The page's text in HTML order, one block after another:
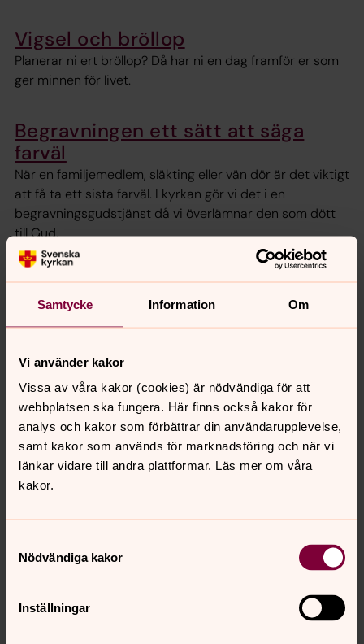
Samtycke Information Om
Vi använder kakor
Vissa av våra kakor (cookies) är nödvändiga för att
webbplatsen ska fungera. Här finns också kakor för
analys och kakor som förbättrar din användarupplevelse,
samt kakor som används för marknadsföring och när vi
länkar vidare till andra plattformar. Läs mer om våra
kakor.
Nödvändiga kakor
Inställningar
Vigsel och bröllop
Planerar ni ert bröllop? Då har ni en dag framför er som
ger minnen för livet.
Begravningen ett sätt att säga
farväl
När en familjemedlem, släkting eller vän dör är det viktigt
att få ta ett sista farväl. I kyrkan gör vi det i en
begravningsgudstjänst då vi överlämnar den som dött
till Gud.
Kyrkor och församlingshem
Åmåls församling motsvaras geografiskt Åmåls kommun
och har 9 kyrkor och kapell. Här kan du läsa mer om
Fira gudstjänst
Gudstjänsten är en möjlighet att hämta kraft till livet.
Välkommen att fira gudstjänst i Åmåls församling!
Guidning i Åmåls församlings
När du vill boka tid för dop, vigsel eller begravning i
någon av församlingens kyrkor, beställa kondoleans eller